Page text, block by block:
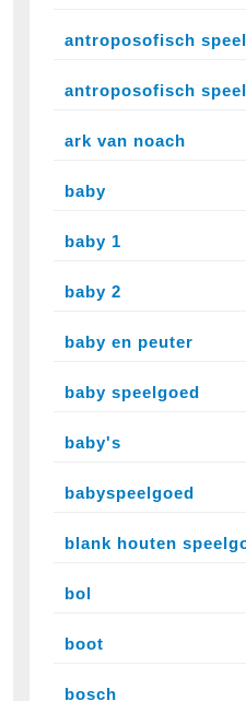
antroposofisch
antroposofisch
ark van noach
baby
baby 1
baby 2
baby en peuter
baby speelgoed
baby's
babyspeelgoed
blank houten
bol
boot
bosch